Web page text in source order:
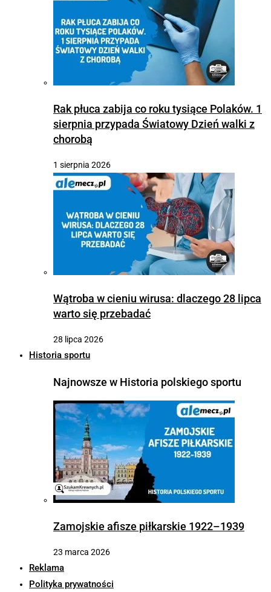
Rak płuca zabija co roku tysiące Polaków. 1
sierpnia przypada Światowy Dzień walki z
chorobą
1 sierpnia 2026
Wątroba w cieniu wirusa: dlaczego 28 lipca
warto się przebadać
28 lipca 2026
Historia sportu
Najnowsze w Historia polskiego sportu
Zamojskie afisze piłkarskie 1922–1939
23 marca 2026
Reklama
Polityka prywatności